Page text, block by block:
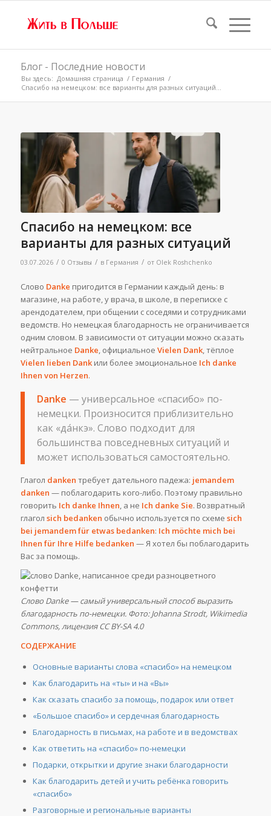
Блог - Последние новости
Вы здесь: Домашняя страница / Германия /
Спасибо на немецком: все варианты для разных ситуаций...
Спасибо на немецком: все
варианты для разных ситуаций
03.07.2026 / 0 Отзывы / в Германия / от Olek Roshchenko
Слово Danke пригодится в Германии каждый день: в
магазине, на работе, у врача, в школе, в переписке с
арендодателем, при общении с соседями и сотрудниками
ведомств. Но немецкая благодарность не ограничивается
одним словом. В зависимости от ситуации можно сказать
нейтральное Danke, официальное Vielen Dank, тёплое
Vielen lieben Dankили более эмоциональное Ich danke
Ihnen von Herzen.
Danke — универсальное «спасибо» по-
немецки. Произносится приблизительно
как «да́нкэ». Слово подходит для
большинства повседневных ситуаций и
может использоваться самостоятельно.
Глагол danken требует дательного падежа: jemandem
danken — поблагодарить кого-либо. Поэтому правильно
говорить Ich danke Ihnen, а не Ich danke Sie. Возвратный
глагол sich bedanken обычно используется по схеме sich
bei jemandem für etwas bedanken: Ich möchte mich bei
Ihnen für Ihre Hilfe bedanken — Я хотел бы поблагодарить
Вас за помощь.
Слово Danke — самый универсальный способ выразить
благодарность по-немецки. Фото: Johanna Strodt, Wikimedia
Commons, лицензия CC BY-SA 4.0
СОДЕРЖАНИЕ
Основные варианты слова «спасибо» на немецком
Как благодарить на «ты» и на «Вы»
Как сказать спасибо за помощь, подарок или ответ
«Большое спасибо» и сердечная благодарность
Благодарность в письмах, на работе и в ведомствах
Как ответить на «спасибо» по-немецки
Подарки, открытки и другие знаки благодарности
Как благодарить детей и учить ребёнка говорить
«спасибо»
Разговорные и региональные варианты